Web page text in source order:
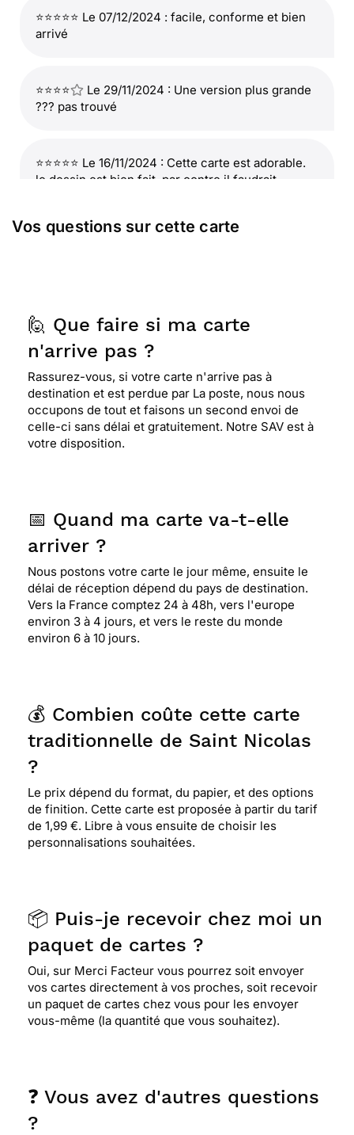
⭐⭐⭐⭐⭐ Le 07/12/2024 : facile, conforme et bien
arrivé
⭐⭐⭐⭐
Le 29/11/2024 : Une version plus grande
??? pas trouvé
⭐⭐⭐⭐⭐ Le 16/11/2024 : Cette carte est adorable.
le dessin est bien fait. par contre il faudrait
Vos questions sur cette carte
🙋 Que faire si ma carte
n'arrive pas ?
Rassurez-vous, si votre carte n'arrive pas à
destination et est perdue par La poste, nous nous
occupons de tout et faisons un second envoi de
celle-ci sans délai et gratuitement. Notre SAV est à
votre disposition.
📅 Quand ma carte va-t-elle
arriver ?
Nous postons votre carte le jour même, ensuite le
délai de réception dépend du pays de destination.
Vers la France comptez 24 à 48h, vers l'europe
environ 3 à 4 jours, et vers le reste du monde
environ 6 à 10 jours.
💰 Combien coûte cette carte
traditionnelle de Saint Nicolas
?
Le prix dépend du format, du papier, et des options
de finition. Cette carte est proposée à partir du tarif
de 1,99 €. Libre à vous ensuite de choisir les
personnalisations souhaitées.
📦 Puis-je recevoir chez moi un
paquet de cartes ?
Oui, sur Merci Facteur vous pourrez soit envoyer
vos cartes directement à vos proches, soit recevoir
un paquet de cartes chez vous pour les envoyer
vous-même (la quantité que vous souhaitez).
❓ Vous avez d'autres questions
?